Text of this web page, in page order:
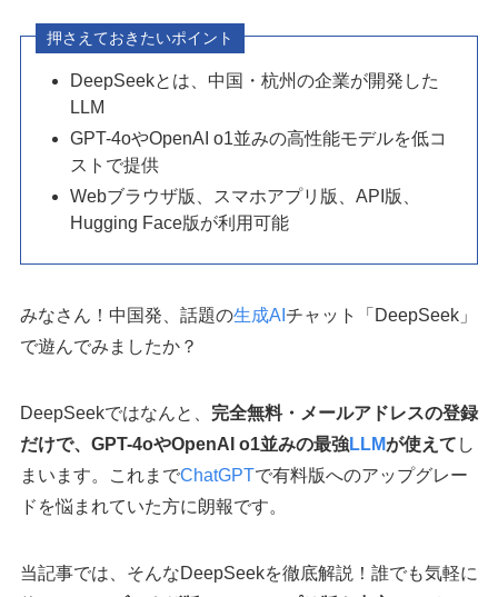
押さえておきたいポイント
DeepSeekとは、中国・杭州の企業が開発した
LLM
GPT-4oやOpenAI o1並みの高性能モデルを低コ
ストで提供
Webブラウザ版、スマホアプリ版、API版、
Hugging Face版が利用可能
みなさん！中国発、話題の生成AI チャット「DeepSeek」
で遊んでみましたか？
DeepSeekではなんと、 完全無料・メールアドレスの登録
だけで、GPT-4oやOpenAI o1並みの最強LLMが使えて し
まいます。これまでChatGPTで有料版へのアップグレー
ドを悩まれていた方に朗報です。
当記事では、そんなDeepSeekを徹底解説！誰でも気軽に